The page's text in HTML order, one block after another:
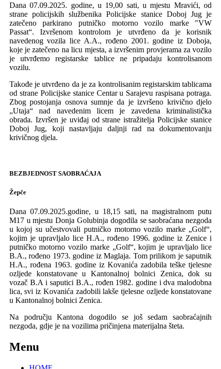
Dana 07.09.2025. godine, u 19,00 sati, u mjestu Mravići, od
strane policijskih službenika Policijske stanice Doboj Jugje
zatečeno parkirano putničko motorno vozilo marke "VW
Passat“.
Izvršenom kontrolom je utvrđeno da je korisnik
navedenog vozila lice A.A., rođeno 2001. godine iz Doboja,
kojeje zatečeno na licu mjesta, a izvršenim provjerama za vozilo
je utvrđemo registarske tablice ne pripadajukontrolisanom
vozilu.
Takođe je utvrđeno da je za kontrolisanim registarskim tablicama
od strane Policijske staniceCentaru Sarajevu raspisana potraga.
Zbog postojanja osnova sumnje da je izvršeno krivično djelo
„Utaja“nad navedenimlicem je zavedena kriminalistička
obrada. Izvršen je uviđaj od strane istražiteljaPolicijske stanice
Doboj Jug, koji nastavljaju daljnji rad na dokumentovanju
krivičnog djela.
BEZBJEDNOST SAOBRAĆAJA
Žepče
Dana 07.09.2025.godine, u 18,15 sati, namagistralnomputu
M17 u mjestu Donja Golubinja dogodila se saobraćana nezgoda
u kojoj su učestvovali putničko motorno vozilo marke „Golf“,
kojim je upravljalo lice H.A., rođeno 1996. godineiz Zenice i
putničko motorno vozilo marke „Golf“,kojim je upravljalo lice
B.A., rođeno 1973. godine iz Maglaja. Tom prilikom jesaputnik
H.A., rođena 1963. godineiz Kovanića zadobila teške tjelesne
ozljede konstatovane uKantonalnoj bolnici Zenica, dok su
vozač B.A i saputici B.A., rođen 1982. godine idva malodobna
lica, sviiz Kovanića zadobili lakše tjelesne ozljedekonstatovane
u Kantonalnoj bolnici Zenica.
Na području Kantona dogodilo se još sedamsaobraćajnih
nezgoda, gdje je na vozilima pričinjena materijalna šteta.
Menu